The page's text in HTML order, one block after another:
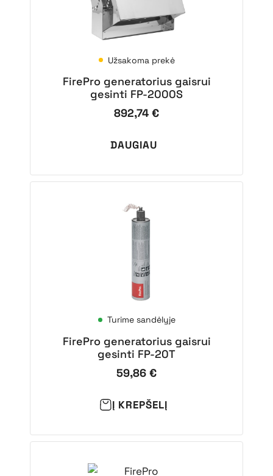
Užsakoma prekė
FirePro generatorius gaisrui
gesinti FP-2000S
892,74 €
DAUGIAU
Turime sandėlyje
FirePro generatorius gaisrui
gesinti FP-20T
59,86 €
Į KREPŠELĮ